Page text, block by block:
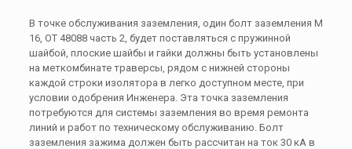
В точке обслуживания заземления, один болт заземления М
16, ОТ 48088 часть 2, будет поставляться с пружинной
шайбой, плоские шайбы и гайки должны быть установлены
на меткомбинате траверсы, рядом с нижней стороны
каждой строки изолятора в легко доступном месте, при
условии одобрения Инженера. Эта точка заземления
потребуются для системы заземления во время ремонта
линий и работ по техническому обслуживанию. Болт
заземления зажима должен быть рассчитан на ток 30 кА в